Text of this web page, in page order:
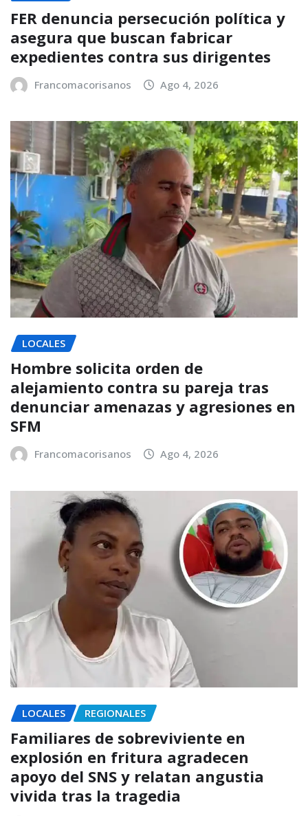
FER denuncia persecución política y
asegura que buscan fabricar
expedientes contra sus dirigentes
Francomacorisanos Ago 4, 2026
LOCALES
Hombre solicita orden de
alejamiento contra su pareja tras
denunciar amenazas y agresiones en
SFM
Francomacorisanos Ago 4, 2026
LOCALES REGIONALES
Familiares de sobreviviente en
explosión en fritura agradecen
apoyo del SNS y relatan angustia
vivida tras la tragedia